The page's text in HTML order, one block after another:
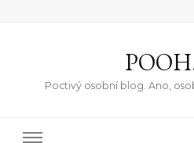
Poctivý osobní blog. Ano,